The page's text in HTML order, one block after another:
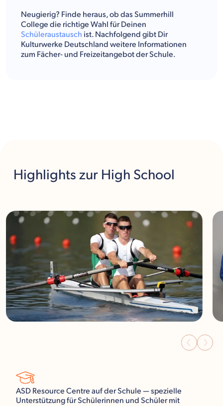
Neugierig? Finde heraus, ob das Summerhill
College die richtige Wahl für Deinen
Schüleraustausch ist. Nachfolgend gibt Dir
Kulturwerke Deutschland weitere Informationen
zum Fächer- und Freizeitangebot der Schule.
Highlights zur High School
ASD Resource Centre auf der Schule — spezielle
Unterstützung für Schülerinnen und Schüler mit